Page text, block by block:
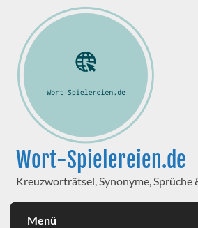
Wort-Spielereien.de
Kreuzworträtsel, Synonyme, Sprüche
Menü